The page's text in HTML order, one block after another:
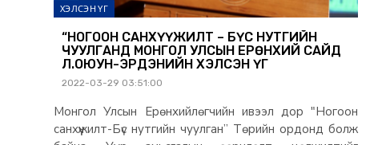
ХЭЛСЭН ҮГ
“НОГООН САНХҮҮЖИЛТ – БҮС НУТГИЙН
ЧУУЛГАНД МОНГОЛ УЛСЫН ЕРӨНХИЙ САЙД
Л.ОЮУН-ЭРДЭНИЙН ХЭЛСЭН ҮГ
2022-03-29 03:51:00
Монгол Улсын Ерөнхийлөгчийн ивээл дор "Ногоон
санхүүжилт-Бүс нутгийн чуулган” Төрийн ордонд болж